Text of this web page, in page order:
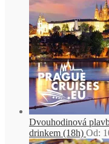
Dvouhodinová
drinkem (18h) Od: